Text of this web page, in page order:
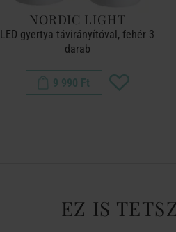
NORDIC LIGHT
LED gyertya távirányítóval, fehér 3
darab
9 990 Ft
EZ IS